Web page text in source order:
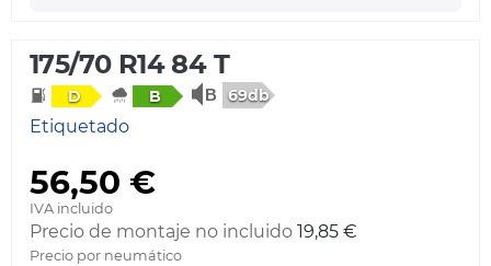
175/70 R14 84 T
D B 69db
Etiquetado
56,50 €
IVA incluido
Precio de montaje no incluido 19,85 €
Precio por neumático